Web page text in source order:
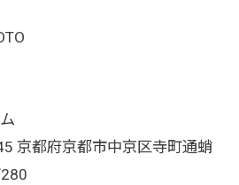
京都府京都市中京区寺町通蛸